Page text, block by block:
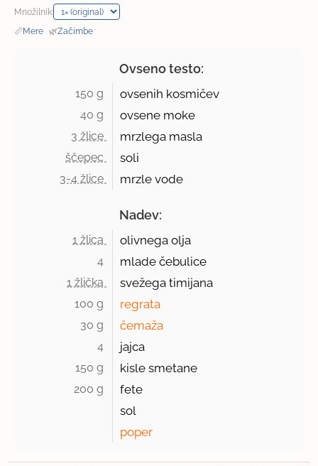
Množilnik:
📏Mere · 🌿Začimbe
Ovseno testo:
150 g ovsenih kosmičev
40 g ovsene moke
3 žlice mrzlega masla
ščepec soli
3-4 žlice mrzle vode
Nadev:
1 žlica olivnega olja
4 mlade čebulice
1 žlička svežega timijana
100 g regrata
30 g čemaža
4 jajca
150 g kisle smetane
200 g
fete
sol
poper